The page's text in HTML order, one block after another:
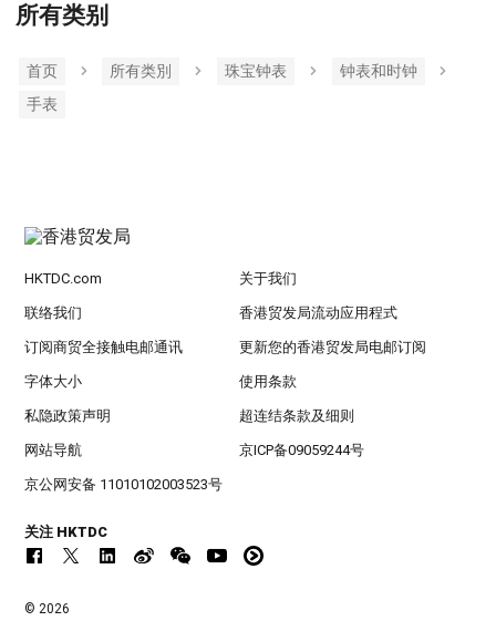
所有类别
首页 所有类別 珠宝钟表
钟表和时钟
手表
HKTDC.com 关于我们
联络我们 香港贸发局流动应用程式
订阅商贸全接触电邮通讯 更新您的香港贸发局电邮订阅
字体大小 使用条款
私隐政策声明 超连结条款及细则
网站导航 京ICP备09059244号
京公网安备 11010102003523号
关注 HKTDC
© 2026